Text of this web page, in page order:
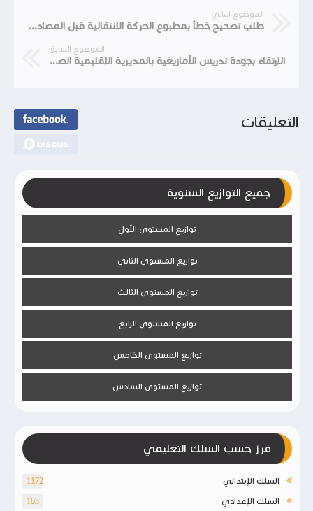
الموضوع التالي
طلب تصحيح خطأ بمطبوع الحركة الانتقالية قبل المصادقة النهائية
الموضوع السابق
الإرتقاء بجودة تدريس الأمازيغية بالمديرية الإقليمية الصويرة محور لقاء بمدرسة الرازي بأيت داود + التقرير
التعليقات
جميع التوازيع السنوية
توازيع المستوى الأول
توازيع المستوى الثاني
توازيع المستوى الثالث
توازيع المستوى الرابع
توازيع المستوى الخامس
توازيع المستوى السادس
فرز حسب السلك التعليمي
السلك الإبتدائي 1172
السلك الإعدادي 103